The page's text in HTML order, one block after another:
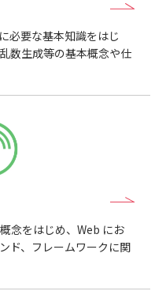
必要な基本知識をはじ
数生成等の基本概念や仕
念をはじめ、Web にお
ド、フレームワークに関